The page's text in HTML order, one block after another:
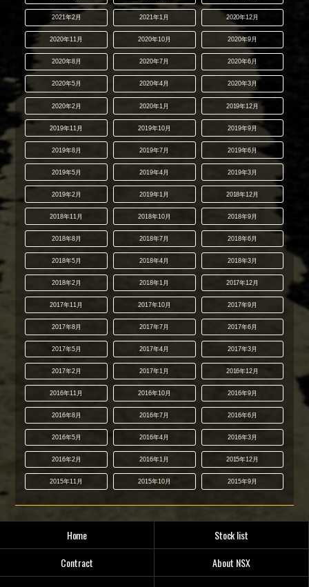
2021年2月 2021年1月 2020年12月
2020年11月 2020年10月 2020年9月
2020年8月 2020年7月 2020年6月
2020年5月 2020年4月 2020年3月
2020年2月 2020年1月 2019年12月
2019年11月 2019年10月 2019年9月
2019年8月 2019年7月 2019年6月
2019年5月 2019年4月 2019年3月
2019年2月 2019年1月 2018年12月
2018年11月 2018年10月 2018年9月
2018年8月 2018年7月 2018年6月
2018年5月 2018年4月 2018年3月
2018年2月 2018年1月 2017年12月
2017年11月 2017年10月 2017年9月
2017年8月 2017年7月 2017年6月
2017年5月 2017年4月 2017年3月
2017年2月 2017年1月 2016年12月
2016年11月 2016年10月 2016年9月
2016年8月 2016年7月 2016年6月
2016年5月 2016年4月 2016年3月
2016年2月 2016年1月 2015年12月
2015年11月 2015年10月 2015年9月
Home
Stock list
Contract
About NSX